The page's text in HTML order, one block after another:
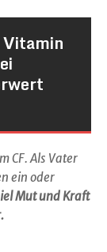
CF. Als Vater
ein oder
Mut und Kraft